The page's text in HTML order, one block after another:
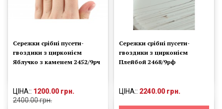
Сережки срібні пусети-
гвоздики з цирконієм
Яблучко з каменем 2452/9рч
ЦІНА:: 1200.00 грн.
2400.00 грн.
Сережки срібні пусети-
гвоздики з цирконієм
Плейбой 2468/9рф
ЦІНА:: 2240.00 грн.